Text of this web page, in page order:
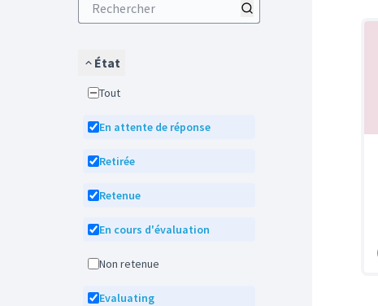
État
Tout
En attente de réponse
Retirée
Retenue
En cours d'évaluation
Non retenue
Evaluating